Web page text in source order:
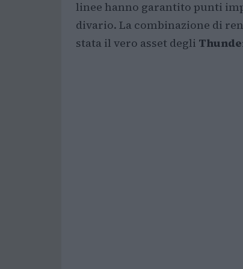
linee hanno garantito punti
divario. La combinazione di
stata il vero asset degli